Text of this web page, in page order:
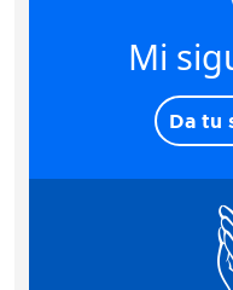
Mi
Da tu